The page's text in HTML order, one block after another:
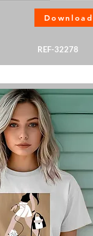
Download
REF-32278